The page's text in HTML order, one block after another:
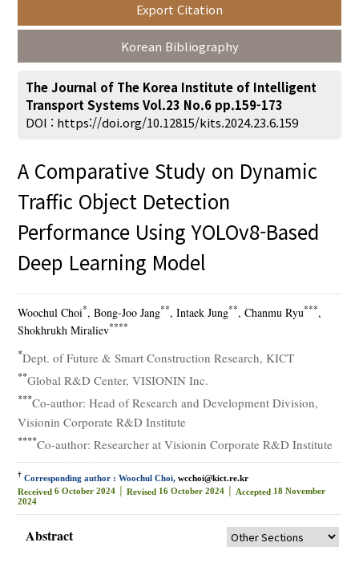
Adode Reader(link)
Export Citation
Korean Bibliography
The Journal of The Korea Institute of Intelligent
Transport Systems Vol.23 No.6 pp.159-173
DOI : https://doi.org/10.12815/kits.2024.23.6.159
A Comparative Study on Dynamic
Traffic Object Detection
Performance Using YOLOv8-Based
Deep Learning Model
Woochul Choi*, Bong-Joo Jang**, Intaek Jung**, Chanmu Ryu***,
Shokhrukh Miraliev****
*Dept. of Future & Smart Construction Research, KICT
**Global R&D Center, VISIONIN Inc.
***Co-author: Head of Research and Development Division,
Visionin Corporate R&D Institute
****Co-author: Researcher at Visionin Corporate R&D Institute
† Corresponding author : Woochul Choi,wcchoi@kict.re.kr
Received 6 October 2024 │Revised 16 October 2024 │ Accepted 18 November
2024
Abstract